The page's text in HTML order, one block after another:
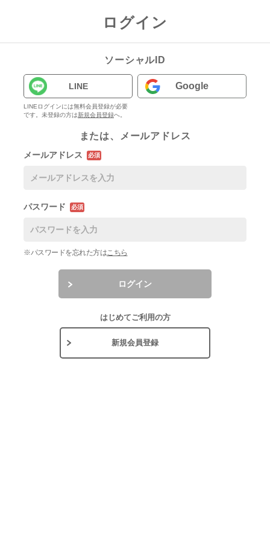
ログイン
ソーシャルID
LINE
LINEログインには無料会員登録が必要
です。未登録の方は新規会員登録へ。
Google
または、メールアドレス
メールアドレス 必須
パスワード 必須
※パスワードを忘れた方はこちら
ログイン
はじめてご利用の方
新規会員登録